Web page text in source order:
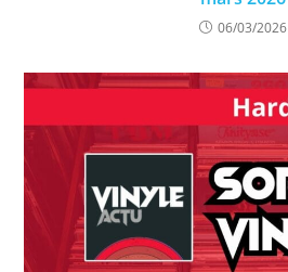
06/03/2026